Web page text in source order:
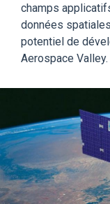
champs
données
potentiel de
Aerospace Valley.